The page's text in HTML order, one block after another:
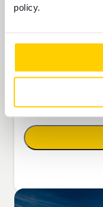
policy.
1 voksne
Billettype